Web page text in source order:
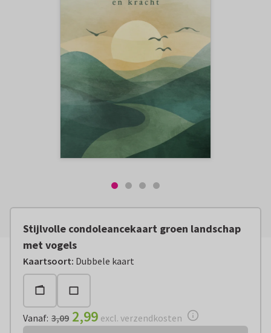
Stijlvolle condoleancekaart groen landschap
met vogels
Kaartsoort: Dubbele kaart
Vanaf: € 2,99 excl. verzendkosten
Vanaf: 3,09 2,99 excl. verzendkosten